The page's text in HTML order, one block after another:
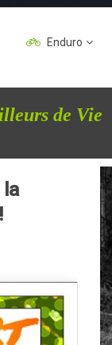
Enduro
de Vie
la